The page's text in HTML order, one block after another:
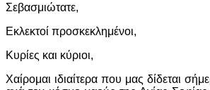
Σεβασμιώτατε,
Εκλεκτοί προσκεκλημένοι,
Κυρίες και κύριοι,
Χαίρομαι ιδιαίτερα που μας δίδεται